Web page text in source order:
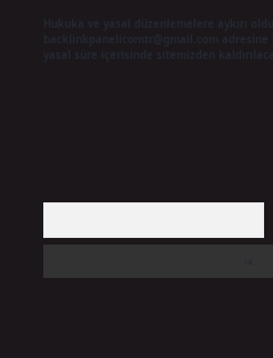
Hukuka ve yasal düzenlemelere aykırı